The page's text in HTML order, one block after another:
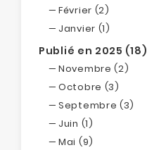
Février (2)
Janvier (1)
Publié en 2025 (18)
Novembre (2)
Octobre (3)
Septembre (3)
Juin (1)
Mai (9)